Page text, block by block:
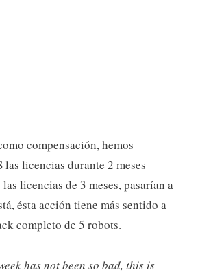
compensación, hemos
licencias durante 2 meses
licencias de 3 meses, pasarían a
ésta acción tiene más sentido a
completo de 5 robots.
has not been so bad, this is